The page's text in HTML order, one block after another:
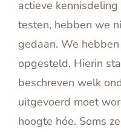
actieve
testen, hebben we
gedaan. We
opgesteld. Hierin
beschreven welk
uitgevoerd moet
hoogte hóe. Soms